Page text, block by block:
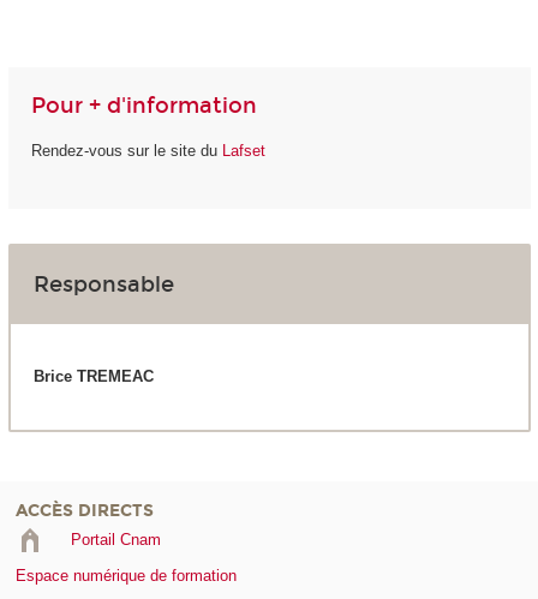
Pour + d'information
Rendez-vous sur le site du Lafset
Responsable
Brice TREMEAC
ACCÈS DIRECTS
Portail Cnam
Espace numérique de formation